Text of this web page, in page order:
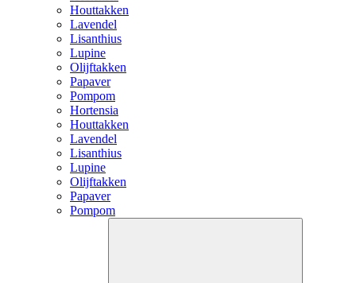
Houttakken
Lavendel
Lisanthius
Lupine
Olijftakken
Papaver
Pompom
Hortensia
Houttakken
Lavendel
Lisanthius
Lupine
Olijftakken
Papaver
Pompom